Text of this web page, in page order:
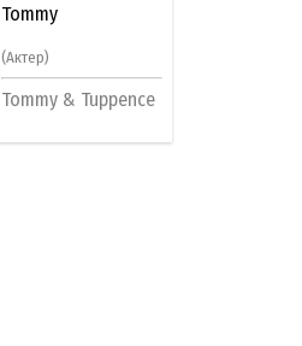
Tommy
(Актер)
Tommy & Tuppence